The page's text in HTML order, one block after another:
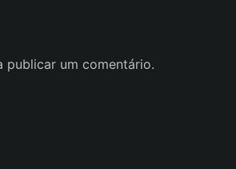
publicar um comentário.